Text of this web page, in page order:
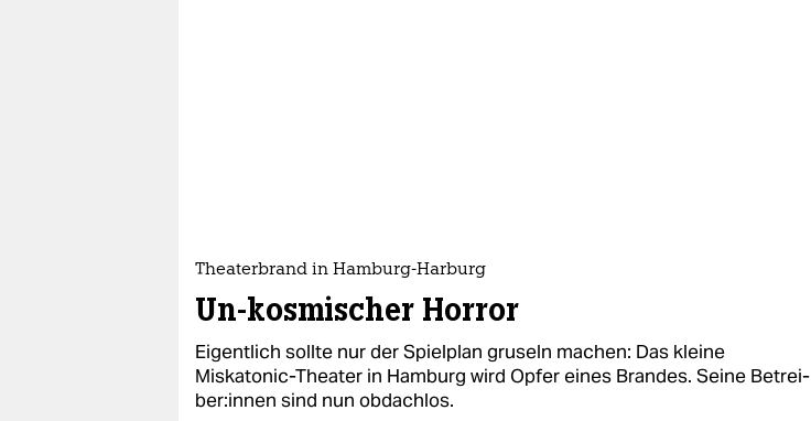
Theaterbrand in Hamburg-Harburg
Un-kosmischer Horror
Eigentlich sollte nur der Spielplan gruseln machen: Das kleine
Miskatonic-Theater in Hamburg wird Opfer eines Brandes. Seine Be­trei­
be­r:in­nen sind nun obdachlos.